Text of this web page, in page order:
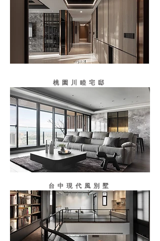
桃園川睦宅邸
台中現代風別墅